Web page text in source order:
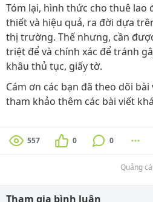
Tóm lại, hình thức cho thuê lao
thiết và hiệu quả, ra đời dựa
thị trường. Thế nhưng, cần
triệt để và chính xác để tránh
khâu thủ tục, giấy tờ.
Cám ơn các bạn đã theo dõi bài
tham khảo thêm các bài viết
557 0 0
Quảng
Tham gia bình luận